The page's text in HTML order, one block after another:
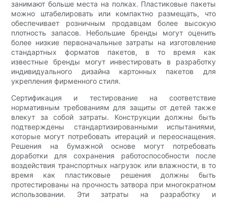
занимают больше места на полках. Пластиковые пакеты
можно штабелировать или компактно размещать, что
обеспечивает розничным продавцам более высокую
плотность запасов. Небольшие бренды могут оценить
более низкие первоначальные затраты на изготовление
стандартных форматов пакетов, в то время как
известные бренды могут инвестировать в разработку
индивидуального дизайна картонных пакетов для
укрепления фирменного стиля.
Сертификация и тестирование на соответствие
нормативным требованиям для защиты от детей также
влекут за собой затраты. Конструкции должны быть
подтверждены стандартизированными испытаниями,
которые могут потребовать итераций и переоснащения.
Решения на бумажной основе могут потребовать
доработки для сохранения работоспособности после
воздействия транспортных нагрузок или влажности, в то
время как пластиковые решения должны быть
протестированы на прочность затвора при многократном
использовании. Эти затраты на разработку и